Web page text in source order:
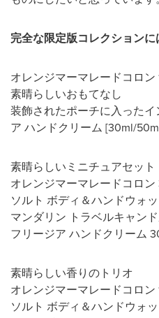
完全な限定版コレクションに
オレンジマーマレードコロン
素晴らしいおもてなし
装飾されたポーチに入った
ア ハンドクリーム [30ml/
素晴らしいミニチュアセット
オレンジマーマレードコロ
ソルト ボディ＆ハンドウォ
マンダリン トラベルキャン
フリージア ハンドクリーム
素晴らしい香りのトリオ
オレンジマーマレードコロ
ソルト ボディ＆ハンドウォ